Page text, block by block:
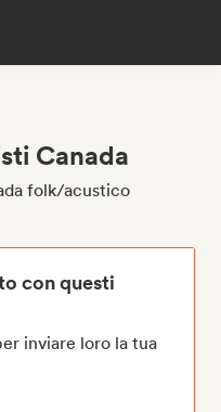
Canada
folk/acustico
con questi
inviare loro la tua